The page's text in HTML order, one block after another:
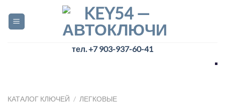
content
тел. +7 903-937-60-41
КАТАЛОГ КЛЮЧЕЙ / ЛЕГКОВЫЕ